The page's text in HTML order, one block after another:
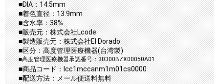
■DIA：14.5mm
■着色直径：13.9mm
■含水率：38%
■販売元：株式会社Lcode
■製造販売元：株式会社El Dorado
■区分：高度管理医療機器(台湾製)
■高度管理医療機器承認番号：30300BZX00050A01
■商品コード：lcc1mccanm1m01cs0000
■配送方法：メール便送料無料